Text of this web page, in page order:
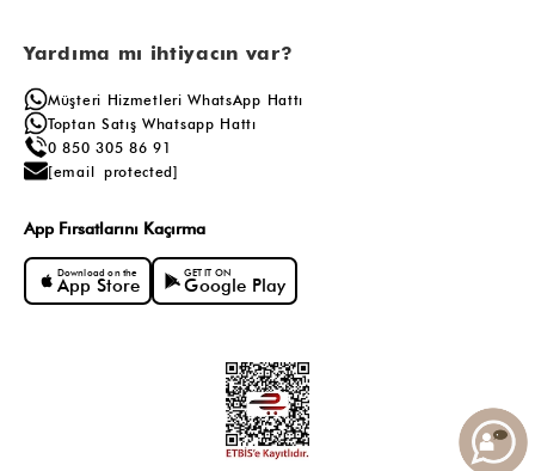
Yardıma mı ihtiyacın var?
Müşteri Hizmetleri WhatsApp Hattı
Toptan Satış Whatsapp Hattı
0 850 305 86 91
[email protected]
App Fırsatlarını Kaçırma
Download on the
App Store
GET IT ON
Google Play